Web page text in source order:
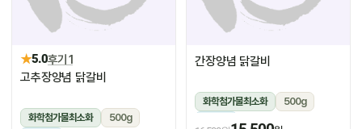
★5.0후기 1
고추장양념 닭갈비
화학첨가물최소화
500g
간장양념 닭갈비
화학첨가물최소화
500g